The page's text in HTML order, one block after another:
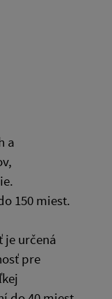
a
150 miest.
je určená
pre